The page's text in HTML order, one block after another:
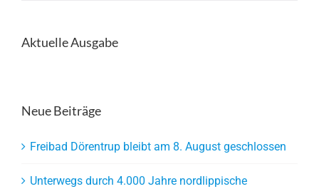
Aktuelle Ausgabe
Neue Beiträge
Freibad Dörentrup bleibt am 8. August geschlossen
Unterwegs durch 4.000 Jahre nordlippische